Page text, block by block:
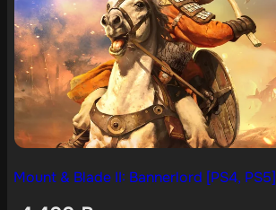
Mount & Blade II: Bannerlord [PS4, PS5]